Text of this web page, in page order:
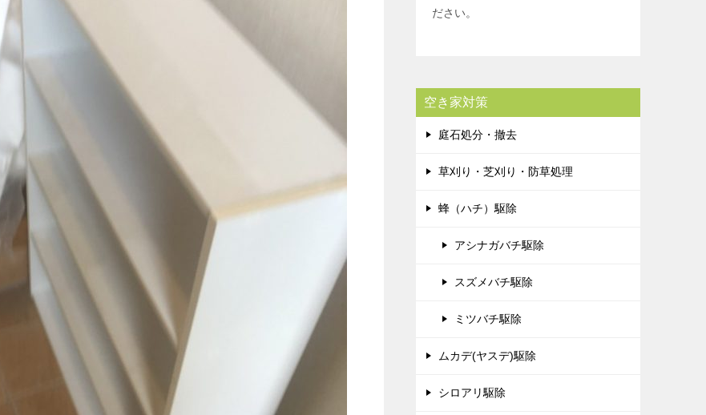
ださい。
空き家対策
庭石処分・撤去
草刈り・芝刈り・防草処理
蜂（ハチ）駆除
アシナガバチ駆除
スズメバチ駆除
ミツバチ駆除
ムカデ(ヤスデ)駆除
シロアリ駆除